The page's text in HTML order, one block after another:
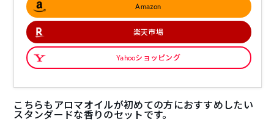
Amazon
楽天市場
Yahooショッピング
こちらもアロマオイルが初めての方におすすめしたい
スタンダードな香りのセットです。